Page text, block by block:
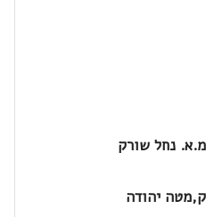
נחל שורק
יהודה